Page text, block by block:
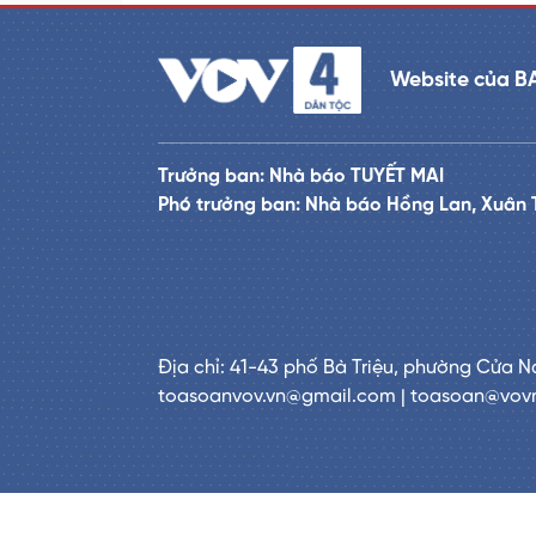
Website của
Trưởng ban: Nhà báo TUYẾT MAI
Phó trưởng ban: Nhà báo Hồng Lan, Xuân
Địa chỉ: 41-43 phố Bà Triệu, phường Cửa
toasoanvov.vn@gmail.com |